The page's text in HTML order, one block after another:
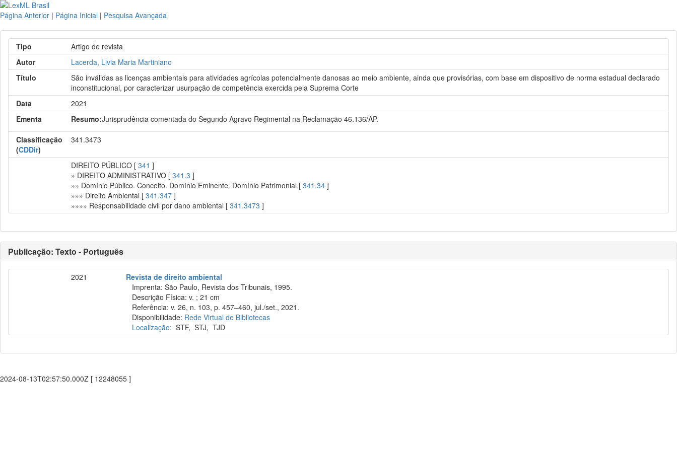
Página Anterior | Página Inicial | Pesquisa Avançada
Tipo
Artigo de revista
Autor
Lacerda, Livia Maria Martiniano
Título
São inválidas as licenças ambientais para atividades agrícolas potencialmente danosas ao meio ambiente, ainda que provisórias, com base em dispositivo de norma estadual declarado
inconstitucional, por caracterizar usurpação de competência exercida pela Suprema Corte
Data
2021
Ementa
Resumo:Jurisprudência comentada do Segundo Agravo Regimental na Reclamação 46.136/AP.
Classificação
(CDDir)
341.3473
DIREITO PÚBLICO [341 ]
» DIREITO ADMINISTRATIVO [341.3 ]
»» Domínio Público. Conceito. Domínio Eminente. Domínio Patrimonial [341.34 ]
»»» Direito Ambiental [341.347 ]
»»»» Responsabilidade civil por dano ambiental [341.3473 ]
Publicação: Texto - Português
2021
Revista de direito ambiental
Imprenta: São Paulo, Revista dos Tribunais, 1995.
Descrição Física: v. ; 21 cm
Referência: v. 26, n. 103, p. 457–460, jul./set., 2021.
Disponibilidade: Rede Virtual de Bibliotecas
Localização: STF,STJ,TJD
2024-08-13T02:57:50.000Z [ 12248055 ]